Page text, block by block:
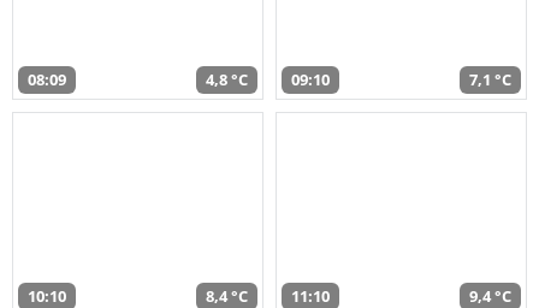
08:09 4,8 °C 09:10 7,1 °C
10:10 8,4 °C 11:10 9,4 °C